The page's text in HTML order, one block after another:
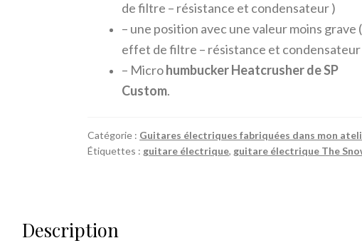
de filtre – résistance et condensateur )
– une position avec une valeur moins grave (
effet de filtre – résistance et condensateur
– MicrohumbuckerHeatcrusher de SP
Custom.
Catégorie : Guitares électriques fabriquées dans mon
Étiquettes :guitare électrique,guitare électrique The
Description